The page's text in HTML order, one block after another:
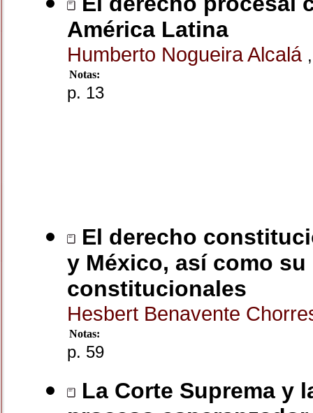
América Latina
Humberto Nogueira Alcalá ,
Notas:
p. 13
El derecho
y México, así como
constitucionales
Hesbert Benavente
Notas:
p. 59
La Corte Suprema y